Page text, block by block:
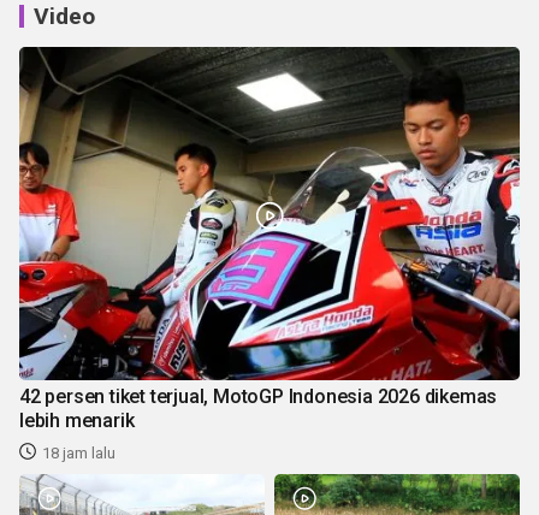
Video
42 persen tiket terjual, MotoGP Indonesia 2026 dikemas
lebih menarik
18 jam lalu